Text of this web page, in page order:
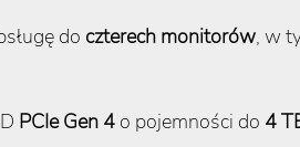
do czterech monitorów, w
PCIe Gen 4 o pojemności do 4